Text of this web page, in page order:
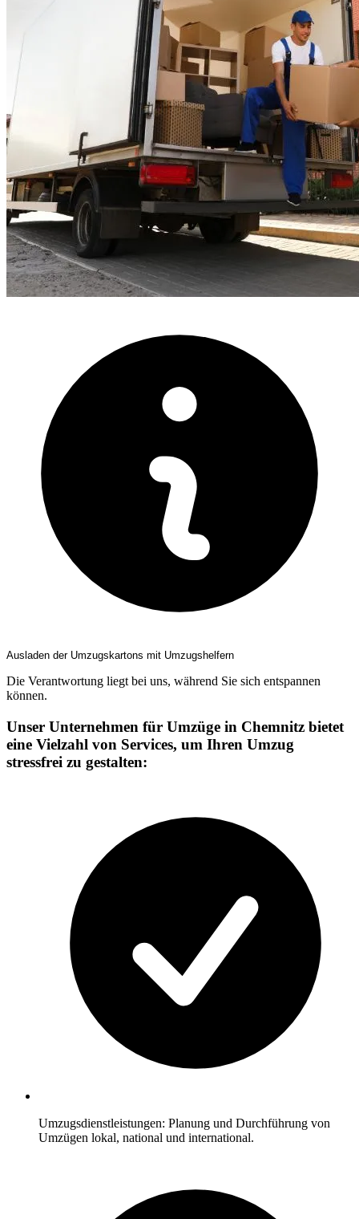
Ausladen der Umzugskartons mit Umzugshelfern
Die Verantwortung liegt bei uns, während Sie sich entspannen
können.
Unser Unternehmen für Umzüge in Chemnitz bietet
eine Vielzahl von Services, um Ihren Umzug
stressfrei zu gestalten:
Umzugsdienstleistungen: Planung und Durchführung von
Umzügen lokal, national und international.